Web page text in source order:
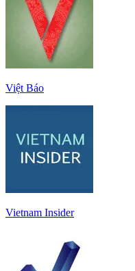
Việt Báo
Vietnam Insider